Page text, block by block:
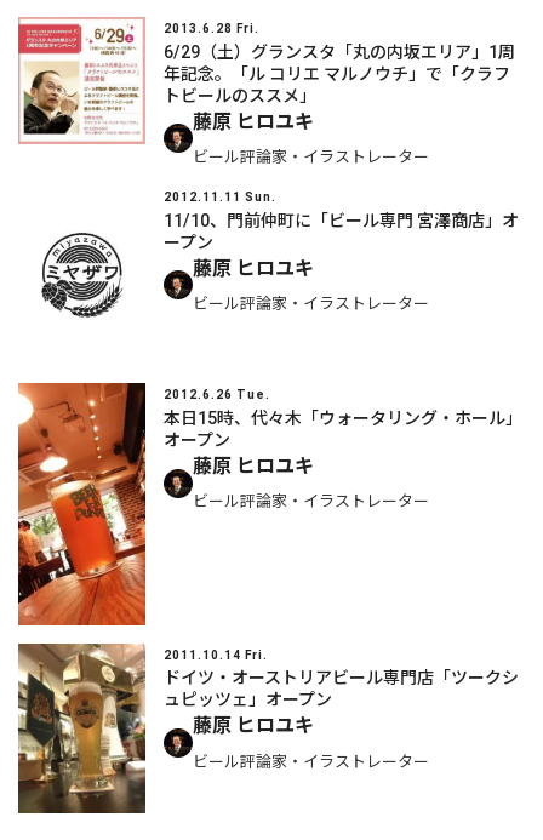
2013.6.28 Fri.
6/29（土）グランスタ「丸の内坂エリア」1周
年記念。「ル コリエ マルノウチ」で「クラフ
トビールのススメ」
藤原 ヒロユキ
ビール評論家・イラストレーター
2012.11.11 Sun.
11/10、門前仲町に「ビール専門 宮澤商店」オ
ープン
藤原 ヒロユキ
ビール評論家・イラストレーター
2012.6.26 Tue.
本日15時、代々木「ウォータリング・ホール」
オープン
藤原 ヒロユキ
ビール評論家・イラストレーター
2011.10.14 Fri.
ドイツ・オーストリアビール専門店「ツークシ
ュピッツェ」オープン
藤原 ヒロユキ
ビール評論家・イラストレーター